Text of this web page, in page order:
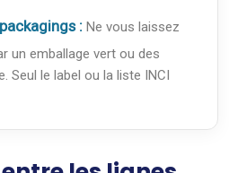
: Ne vous laissez
un emballage vert ou des
Seul le label ou la liste INCI